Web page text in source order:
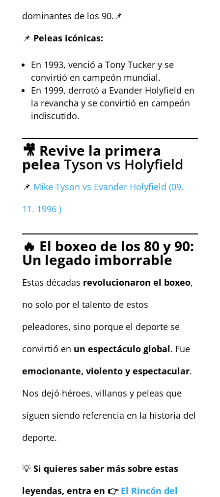
dominantes de los 90.📌
📌 Peleas icónicas:
En 1993, venció a Tony Tucker y se
convirtió en campeón mundial.
En 1999, derrotó a Evander Holyfield en
la revancha y se convirtió en campeón
indiscutido.
🎥 Revive la primera
pelea Tyson vs Holyfield
📌 Mike Tyson vs Evander Holyfield (09.
11. 1996 )
🔥 El boxeo de los 80 y 90:
Un legado imborrable
Estas décadas revolucionaron el boxeo,
no solo por el talento de estos
peleadores, sino porque el deporte se
convirtió en un espectáculo global. Fue
emocionante, violento y espectacular.
Nos dejó héroes, villanos y peleas que
siguen siendo referencia en la historia del
deporte.
💡 Si quieres saber más sobre estas
leyendas, entra en 👉 El Rincón del